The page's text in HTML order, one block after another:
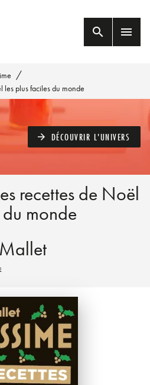
search menu
/
les plus faciles du monde
arrow_forward DÉCOUVRIR L'UNIVERS
recettes de Noël
monde